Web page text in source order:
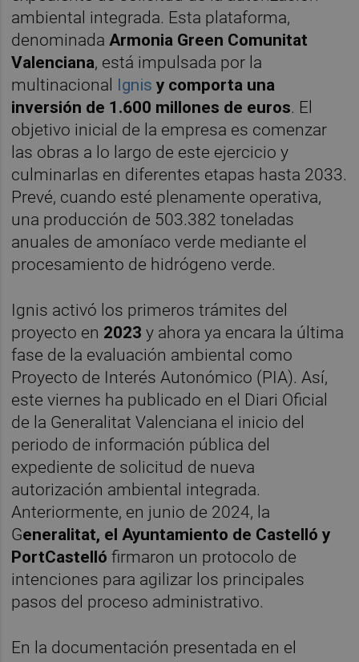
ambiental integrada. Esta plataforma,
denominada Armonia Green Comunitat
Valenciana, está impulsada por la
multinacional Ignis y comporta una
inversión de 1.600 millones de euros. El
objetivo inicial de la empresa es comenzar
las obras a lo largo de este ejercicio y
culminarlas en diferentes etapas hasta 2033.
Prevé, cuando esté plenamente operativa,
una producción de 503.382 toneladas
anuales de amoníaco verde mediante el
procesamiento de hidrógeno verde.
Ignis activó los primeros trámites del
proyecto en 2023y ahora ya encara la última
fase de la evaluación ambiental como
Proyecto de Interés Autonómico (PIA). Así,
este viernes ha publicado en el Diari Oficial
de la Generalitat Valenciana el inicio del
periodo de información pública del
expediente de solicitud de nueva
autorización ambiental integrada.
Anteriormente, en junio de 2024, la
Generalitat, el Ayuntamiento de Castelló y
PortCastelló firmaron un protocolo de
intenciones para agilizar los principales
pasos del proceso administrativo.
En la documentación presentada en el